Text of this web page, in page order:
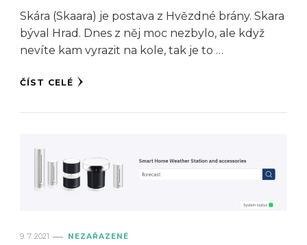
Skára (Skaara) je postava z Hvězdné brány. Skara
býval Hrad. Dnes z něj moc nezbylo, ale když
nevíte kam vyrazit na kole, tak je to …
ČÍST CELÉ
9. 7. 2021 NEZAŘAZENÉ